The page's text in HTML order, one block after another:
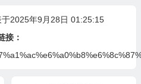
于2025年9月28日 01:25:15
接：